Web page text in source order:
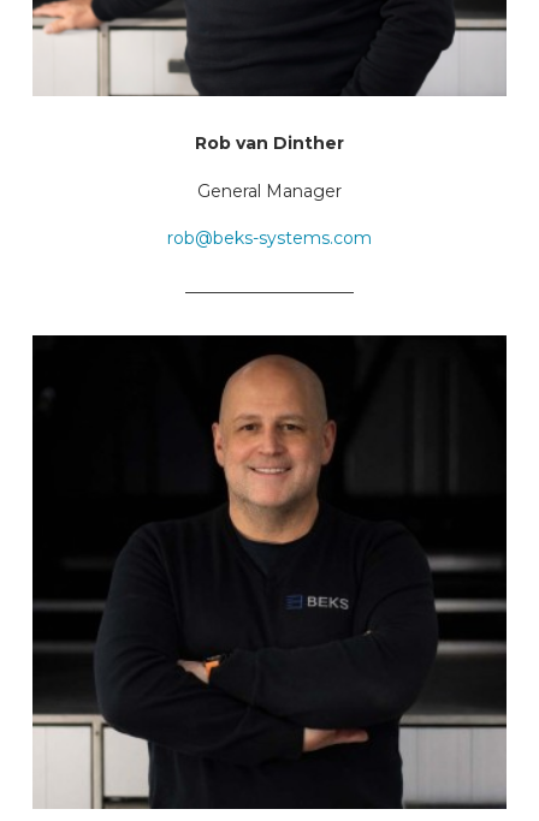
Rob van Dinther
General Manager
rob@beks-systems.com